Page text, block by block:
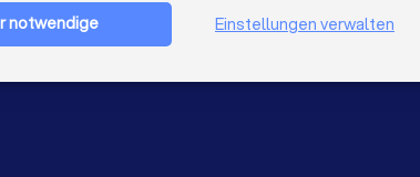
Sitemap
notwendige Einstellungen verwalten